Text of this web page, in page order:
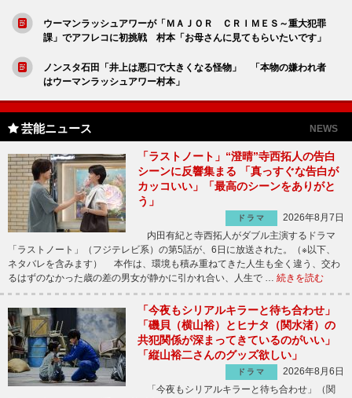
ウーマンラッシュアワーが「ＭＡＪＯＲ ＣＲＩＭＥＳ～重大犯罪
課」でアフレコに初挑戦 村本「お母さんに見てもらいたいです」
ノンスタ石田「井上は悪口で大きくなる怪物」 「本物の嫌われ者
はウーマンラッシュアワー村本」
芸能ニュース NEWS
「ラストノート」“澄晴”寺西拓人の告白
シーンに反響集まる 「真っすぐな告白が
カッコいい」「最高のシーンをありがと
う」
ドラマ
2026年8月7日
内田有紀と寺西拓人がダブル主演するドラマ
「ラストノート」（フジテレビ系）の第5話が、6日に放送された。（※以下、
ネタバレを含みます） 本作は、環境も積み重ねてきた人生も全く違う、交わ
るはずのなかった歳の差の男女が静かに引かれ合い、人生で … 続きを読む
「今夜もシリアルキラーと待ち合わせ」
「磯貝（横山裕）とヒナタ（関水渚）の
共犯関係が深まってきているのがいい」
「縦山裕二さんのグッズ欲しい」
ドラマ
2026年8月6日
「今夜もシリアルキラーと待ち合わせ」（関